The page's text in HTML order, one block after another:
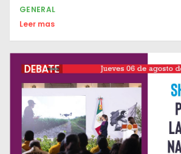
GENERAL
Leer mas